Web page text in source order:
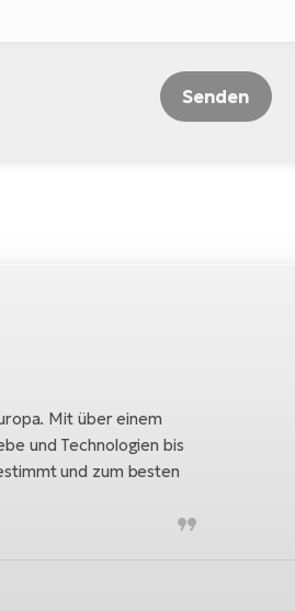
Senden
Mit über einem
und Technologien bis
und zum besten